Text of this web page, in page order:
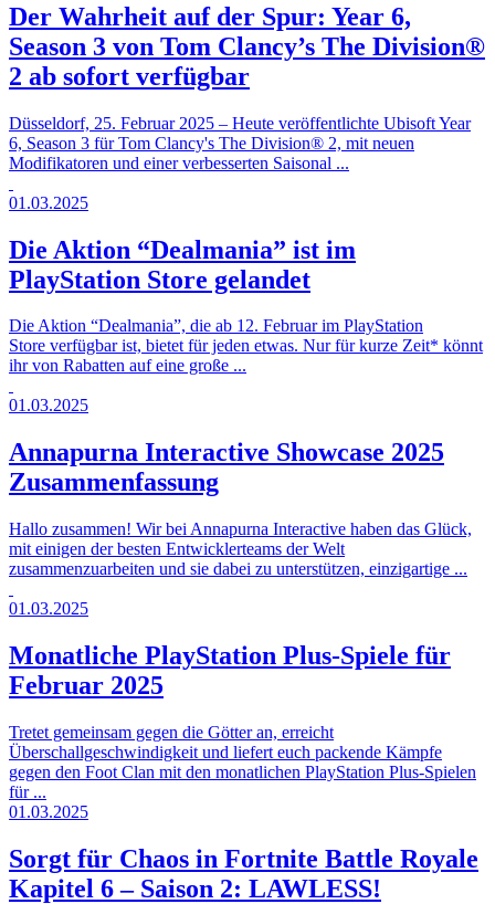
Der Wahrheit auf der Spur: Year 6,
Season 3 von Tom Clancy’s The Division®
2 ab sofort verfügbar
Düsseldorf, 25. Februar 2025 – Heute veröffentlichte Ubisoft Year
6, Season 3 für Tom Clancy's The Division® 2, mit neuen
Modifikatoren und einer verbesserten Saisonal ...
01.03.2025
Die Aktion “Dealmania” ist im
PlayStation Store gelandet
Die Aktion “Dealmania”, die ab 12. Februar im PlayStation
Store verfügbar ist, bietet für jeden etwas. Nur für kurze Zeit* könnt
ihr von Rabatten auf eine große ...
01.03.2025
Annapurna Interactive Showcase 2025
Zusammenfassung
Hallo zusammen! Wir bei Annapurna Interactive haben das Glück,
mit einigen der besten Entwicklerteams der Welt
zusammenzuarbeiten und sie dabei zu unterstützen, einzigartige ...
01.03.2025
Monatliche PlayStation Plus-Spiele für
Februar 2025
Tretet gemeinsam gegen die Götter an, erreicht
Überschallgeschwindigkeit und liefert euch packende Kämpfe
gegen den Foot Clan mit den monatlichen PlayStation Plus-Spielen
für ...
01.03.2025
Sorgt für Chaos in Fortnite Battle Royale
Kapitel 6 – Saison 2: LAWLESS!